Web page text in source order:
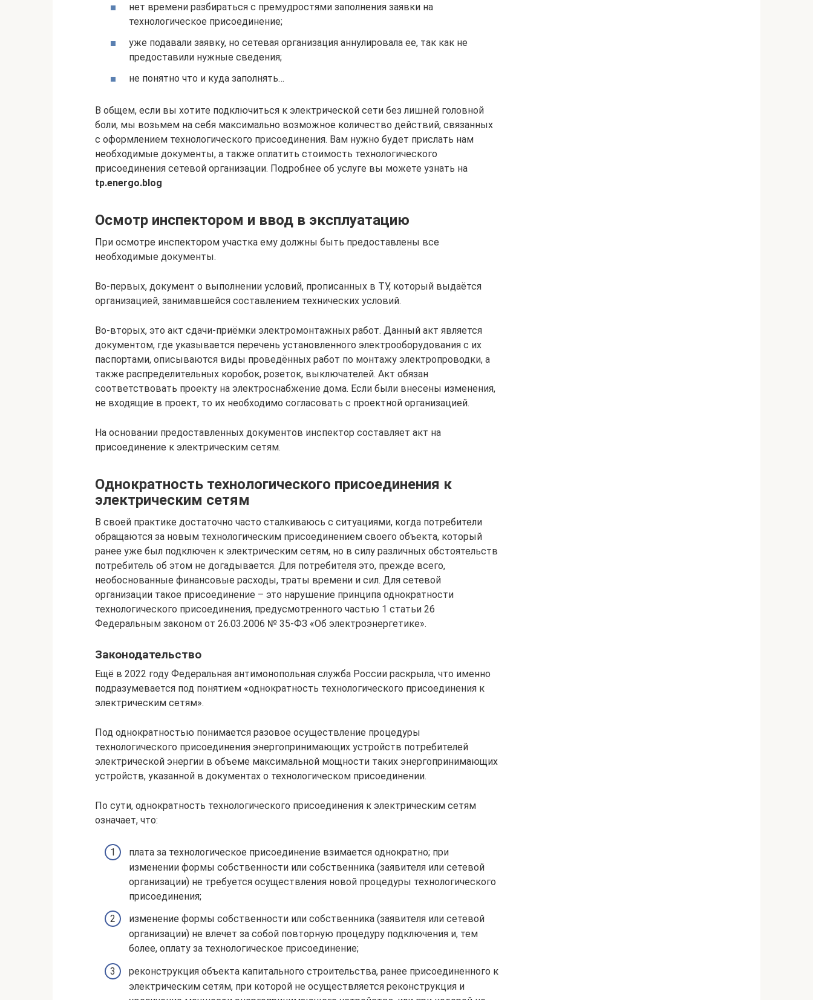
нет времени разбираться с премудростями заполнения заявки на
технологическое присоединение;
уже подавали заявку, но сетевая организация аннулировала ее, так как не
предоставили нужные сведения;
не понятно что и куда заполнять…
В общем, если вы хотите подключиться к электрической сети без лишней головной
боли, мы возьмем на себя максимально возможное количество действий, связанных
с оформлением технологического присоединения. Вам нужно будет прислать нам
необходимые документы, а также оплатить стоимость технологического
присоединения сетевой организации. Подробнее об услуге вы можете узнать на
tp.energo.blog
Осмотр инспектором и ввод в эксплуатацию
При осмотре инспектором участка ему должны быть предоставлены все
необходимые документы.
Во-первых, документ о выполнении условий, прописанных в ТУ, который выдаётся
организацией, занимавшейся составлением технических условий.
Во-вторых, это акт сдачи-приёмки электромонтажных работ. Данный акт является
документом, где указывается перечень установленного электрооборудования с их
паспортами, описываются виды проведённых работ по монтажу электропроводки, а
также распределительных коробок, розеток, выключателей. Акт обязан
соответствовать проекту на электроснабжение дома. Если были внесены изменения,
не входящие в проект, то их необходимо согласовать с проектной организацией.
На основании предоставленных документов инспектор составляет акт на
присоединение к электрическим сетям.
Однократность технологического присоединения к
электрическим сетям
В своей практике достаточно часто сталкиваюсь с ситуациями, когда потребители
обращаются за новым технологическим присоединением своего объекта, который
ранее уже был подключен к электрическим сетям, но в силу различных обстоятельств
потребитель об этом не догадывается. Для потребителя это, прежде всего,
необоснованные финансовые расходы, траты времени и сил. Для сетевой
организации такое присоединение – это нарушение принципа однократности
технологического присоединения, предусмотренного частью 1 статьи 26
Федеральным законом от 26.03.2006 № 35-ФЗ «Об электроэнергетике».
Законодательство
Ещё в 2022 году Федеральная антимонопольная служба России раскрыла, что именно
подразумевается под понятием «однократность технологического присоединения к
электрическим сетям».
Под однократностью понимается разовое осуществление процедуры
технологического присоединения энергопринимающих устройств потребителей
электрической энергии в объеме максимальной мощности таких энергопринимающих
устройств, указанной в документах о технологическом присоединении.
По сути, однократность технологического присоединения к электрическим сетям
означает, что:
плата за технологическое присоединение взимается однократно; при
изменении формы собственности или собственника (заявителя или сетевой
организации) не требуется осуществления новой процедуры технологического
присоединения;
изменение формы собственности или собственника (заявителя или сетевой
организации) не влечет за собой повторную процедуру подключения и, тем
более, оплату за технологическое присоединение;
реконструкция объекта капитального строительства, ранее присоединенного к
электрическим сетям, при которой не осуществляется реконструкция и